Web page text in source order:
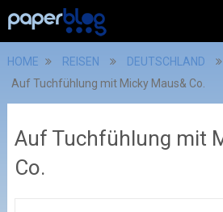
HOME REISEN
DEUTSCHLAND
Auf Tuchfühlung mit Micky Maus& Co.
Auf Tuchfühlung mit
Co.